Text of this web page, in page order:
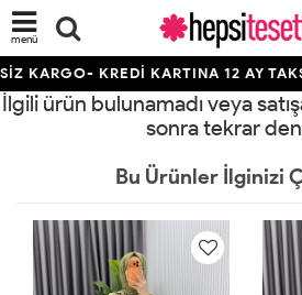
menü
KARGO- KREDİ KARTINA 12 AY
İlgili ürün bulunamadı veya
sonra tekrar
Bu Ürünler İlginizi